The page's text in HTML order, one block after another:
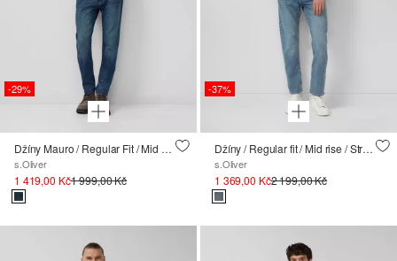
-29%
Džíny Mauro / Regular Fit / Mid Rise / Tapered Leg
s.Oliver
1 419,00 Kč1 999,00 Kč
-37%
Džíny / Regular fit / Mid rise / Straight leg / Chino kapsy
s.Oliver
1 369,00 Kč2 199,00 Kč